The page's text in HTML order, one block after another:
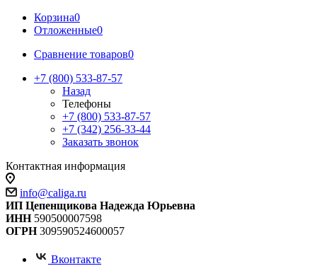
Корзина0
Отложенные0
Сравнение товаров0
+7 (800) 533-87-57
Назад
Телефоны
+7 (800) 533-87-57
+7 (342) 256-33-44
Заказать звонок
Контактная информация
info@caliga.ru
ИП Цепенщикова Надежда Юрьевна
ИНН 590500007598
ОГРН309590524600057
Вконтакте